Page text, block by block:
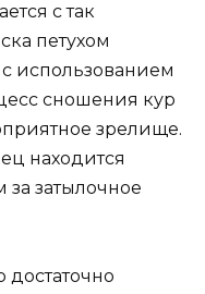
с так
петухом
использованием
сношения кур
зрелище.
находится
затылочное